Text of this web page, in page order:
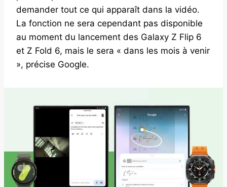
demander tout ce qui apparaît dans la vidéo.
La fonction ne sera cependant pas disponible
au moment du lancement des Galaxy Z Flip 6
et Z Fold 6, mais le sera « dans les mois à venir
», précise Google.